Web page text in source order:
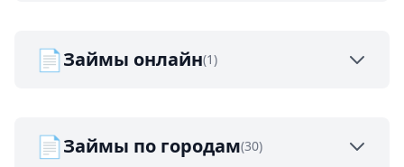
📄Займы онлайн(1)
📄Займы по городам(30)